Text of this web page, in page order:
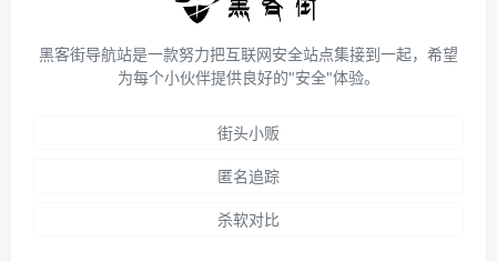
黑客街导航站是一款努力把互联网安全站点集接到一起，希望
为每个小伙伴提供良好的"安全"体验。
街头小贩
匿名追踪
杀软对比